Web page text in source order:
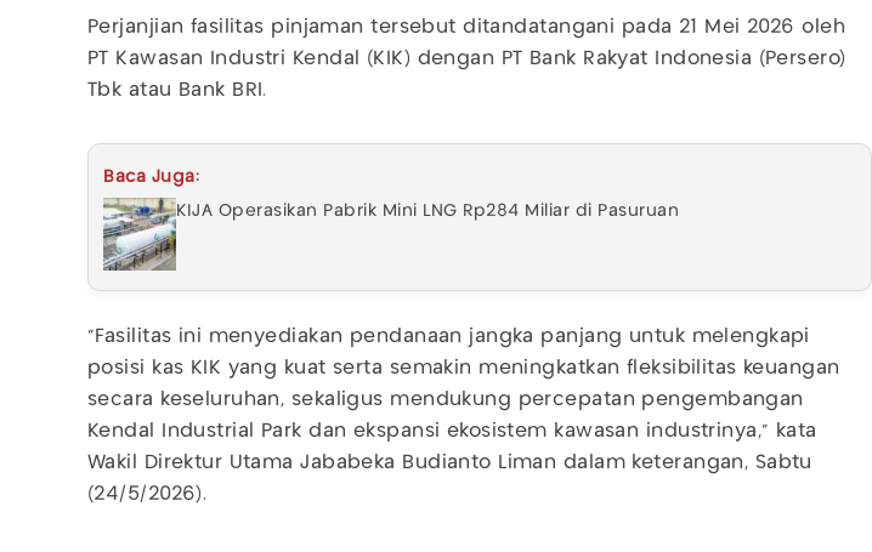
Perjanjian fasilitas pinjaman tersebut ditandatangani pada 21 Mei 2026 oleh
PT Kawasan Industri Kendal (KIK) dengan PT Bank Rakyat Indonesia (Persero)
Tbk atau Bank BRI.
Baca Juga:
KIJA Operasikan Pabrik Mini LNG Rp284 Miliar di Pasuruan
"Fasilitas ini menyediakan pendanaan jangka panjang untuk melengkapi
posisi kas KIK yang kuat serta semakin meningkatkan fleksibilitas keuangan
secara keseluruhan, sekaligus mendukung percepatan pengembangan
Kendal Industrial Park dan ekspansi ekosistem kawasan industrinya," kata
Wakil Direktur Utama Jababeka Budianto Liman dalam keterangan, Sabtu
(24/5/2026).